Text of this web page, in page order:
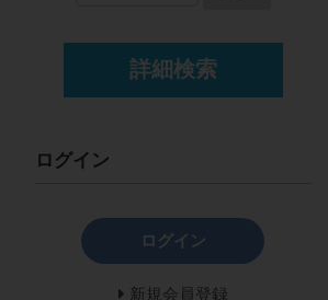
詳細検索
ログイン
ログイン
新規会員登録